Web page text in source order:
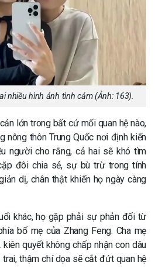
nhiều hình ảnh tình cảm (Ảnh: 163).
lớn trong bất cứ mối quan hệ nào,
nông thôn Trung Quốc nơi định kiến
người cho rằng, cả hai sẽ khó tìm
đôi chia sẻ, sự bù trừ trong tính
dị, chân thật khiến họ ngày càng
khác, họ gặp phải sự phản đối từ
bố mẹ của Zhang Feng. Cha mẹ
quyết không chấp nhận con dâu
thậm chí dọa sẽ cắt đứt quan hệ